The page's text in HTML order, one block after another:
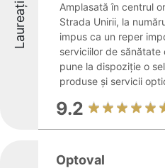
Laureați
Amplasată în centrul
Strada Unirii, la
impus ca un reper
serviciilor de sănătate
pune la dispoziție o
produse și servicii
9.2
Optoval